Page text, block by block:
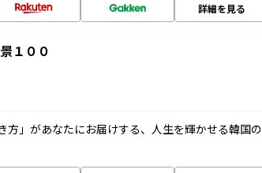
詳細を見る
１００
」があなたにお届けする、人生を輝かせる韓国の